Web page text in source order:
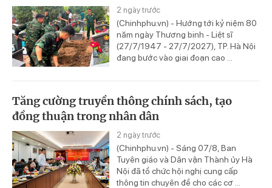
2 ngày trước
(Chinhphu.vn) - Hướng tới kỷ niệm 80
năm ngày Thương binh - Liệt sĩ
(27/7/1947 - 27/7/2027), TP. Hà Nội
đang bước vào giai đoạn cao ...
Tăng cường truyền thông chính sách, tạo
đồng thuận trong nhân dân
2 ngày trước
(Chinhphu.vn) - Sáng 07/8, Ban
Tuyên giáo và Dân vận Thành ủy Hà
Nội đã tổ chức hội nghị cung cấp
thông tin chuyên đề cho các cơ ...